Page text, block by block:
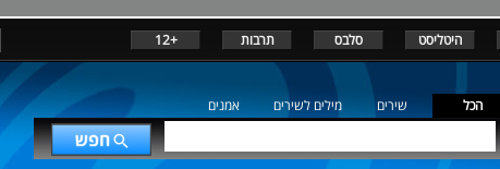
היטליסט סלבס תרבות +12
הכל שירים מילים לשירים אמנים